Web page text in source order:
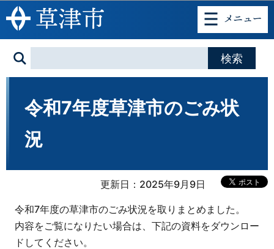
このページの本文へ移動
令和7年度草津市のごみ状
況
更新日：2025年9月9日
令和7年度の草津市のごみ状況を取りまとめました。
内容をご覧になりたい場合は、下記の資料をダウンロー
ドしてください。